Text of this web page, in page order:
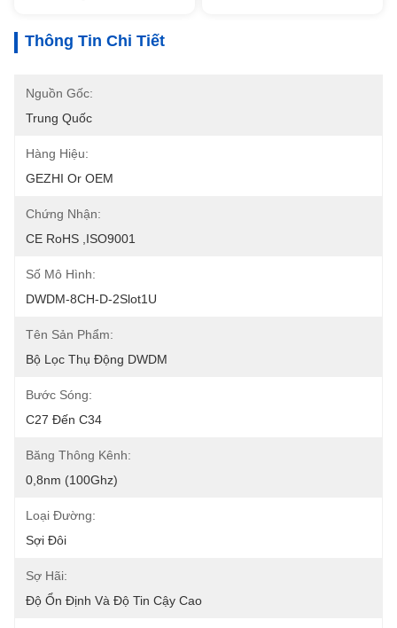
Thông Tin Chi Tiết
Nguồn Gốc:
Trung Quốc
Hàng Hiệu:
GEZHI Or OEM
Chứng Nhận:
CE RoHS ,ISO9001
Số Mô Hình:
DWDM-8CH-D-2Slot1U
Tên Sản Phẩm:
Bộ Lọc Thụ Động DWDM
Bước Sóng:
C27 Đến C34
Băng Thông Kênh:
0,8nm (100Ghz)
Loại Đường:
Sợi Đôi
Sợ Hãi:
Độ Ổn Định Và Độ Tin Cậy Cao